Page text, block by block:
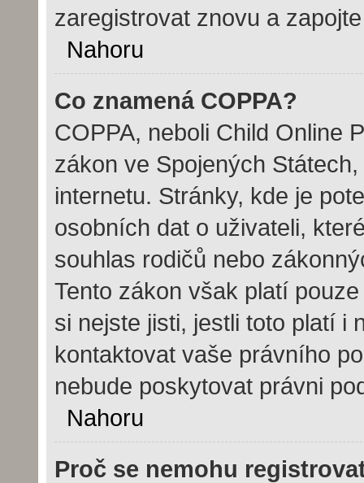
zaregistrovat znovu a
Nahoru
Co znamená COPPA?
COPPA, neboli Child Online
zákon ve Spojených
internetu. Stránky, kde je
osobních dat o uživateli,
souhlas rodičů nebo
Tento zákon však platí
si nejste jisti, jestli toto platí i
kontaktovat vaše právního
nebude poskytovat právni
Nahoru
Proč se nemohu